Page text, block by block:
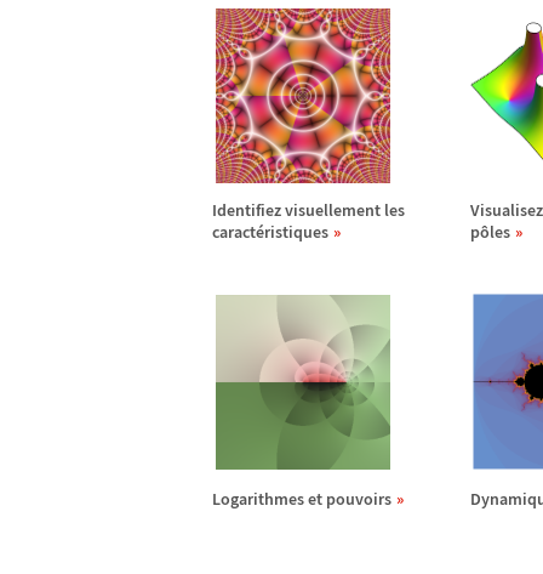
Identifiez visuellement les
caractéristiques
pôles
Logarithmes et pouvoirs